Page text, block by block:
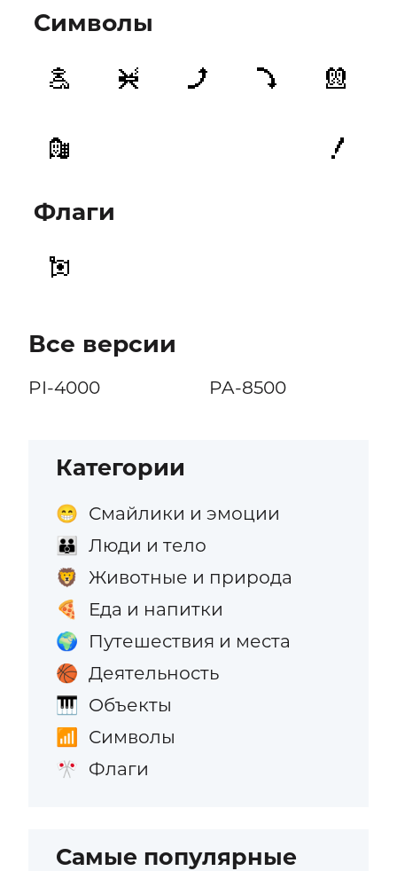
Символы
Флаги
Все версии
PI-4000 PA-8500
Категории
😁 Смайлики и эмоции
👪 Люди и тело
🦁 Животные и природа
🍕 Еда и напитки
🌍 Путешествия и места
🏀 Деятельность
🎹 Объекты
📶 Символы
🎌 Флаги
Самые популярные